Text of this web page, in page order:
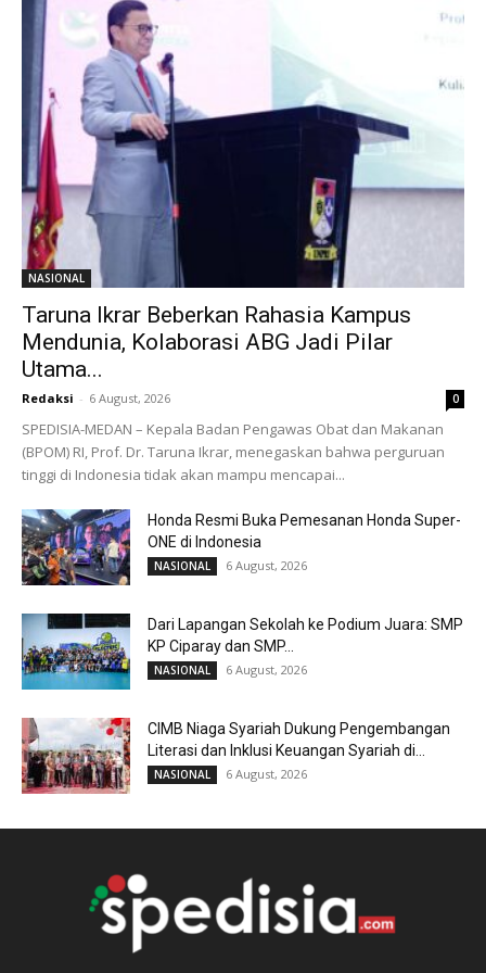
NASIONAL
Taruna Ikrar Beberkan Rahasia Kampus
Mendunia, Kolaborasi ABG Jadi Pilar
Utama...
Redaksi - 6 August, 2026 0
SPEDISIA-MEDAN – Kepala Badan Pengawas Obat dan Makanan
(BPOM) RI, Prof. Dr. Taruna Ikrar, menegaskan bahwa perguruan
tinggi di Indonesia tidak akan mampu mencapai...
Honda Resmi Buka Pemesanan Honda Super-
ONE di Indonesia
NASIONAL 6 August, 2026
Dari Lapangan Sekolah ke Podium Juara: SMP
KP Ciparay dan SMP...
NASIONAL 6 August, 2026
CIMB Niaga Syariah Dukung Pengembangan
Literasi dan Inklusi Keuangan Syariah di...
NASIONAL 6 August, 2026